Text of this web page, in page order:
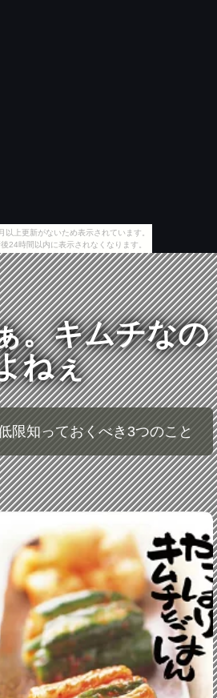
以上更新がないため表示されています。
24時間以内に表示されなくなります。
。キムチなの
ねぇ
限知っておくべき3つのこと